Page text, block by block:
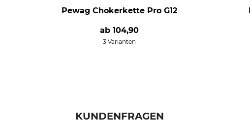
Pewag Chokerkette Pro G12
ab104,90
3 Varianten
KUNDENFRAGEN